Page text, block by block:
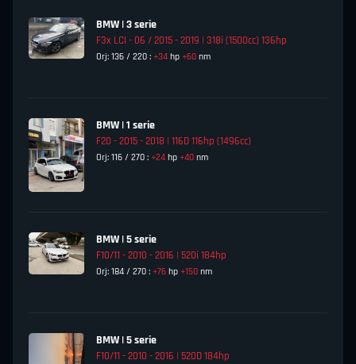
BMW | 3 serie
F3x LCI - 06 / 2015 - 2019 | 318i (1500cc) 136hp
Orj: 136 / 220 : +34 hp +60 nm
BMW | 1 serie
F20 - 2015 - 2018 | 116D 116hp (1496cc)
Orj: 116 / 270 : +24 hp +40 nm
BMW | 5 serie
F10/11 - 2010 - 2016 | 520i 184hp
Orj: 184 / 270 : +76 hp +150 nm
BMW | 5 serie
F10/11 - 2010 - 2016 | 520D 184hp